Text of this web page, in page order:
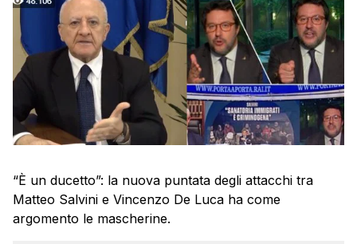
“È un ducetto”: la nuova puntata degli attacchi tra
Matteo Salvini e Vincenzo De Luca ha come
argomento le mascherine.